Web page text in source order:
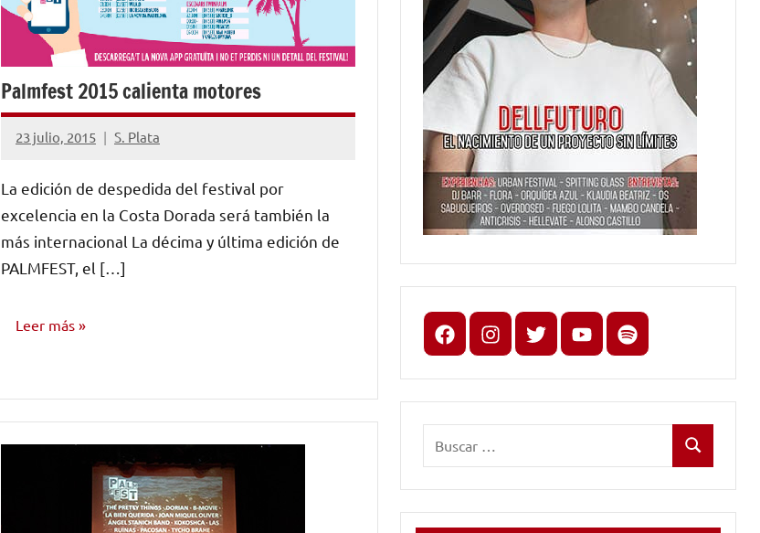
Palmfest 2015 calienta motores
23 julio, 2015 S. Plata
No
comentarios
La edición de despedida del festival por
excelencia en la Costa Dorada será también la
más internacional La décima y última edición de
PALMFEST, el […]
Leer más FacebookInstagram
X youtubespotify
Buscar